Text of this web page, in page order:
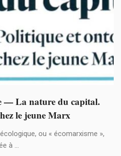
— La nature du capital.
le jeune Marx
ou « écomarxisme »,
à ...